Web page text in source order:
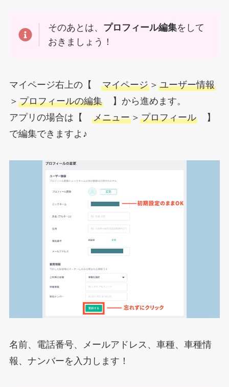
そのあとは、 プロフィール編集をして
おきましょう！
マイページ右上の【 マイページ＞ ユーザー情報
＞ プロフィールの編集】から進めます。
アプリの場合は【 メニュー＞ プロフィール】
で編集できますよ♪
名前、電話番号、メールアドレス、車種、車種情
報、ナンバーを入力します！